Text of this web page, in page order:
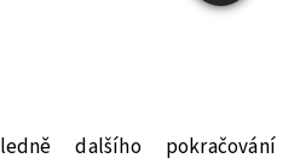
dalšího pokračování